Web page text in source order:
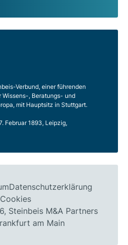
Verbund, einer führenden
Wissens-, Beratungs- und
mit Hauptsitz in Stuttgart.
Februar 1893, Leipzig,
Datenschutzerklärung
Cookies
Steinbeis M&A Partners
am Main